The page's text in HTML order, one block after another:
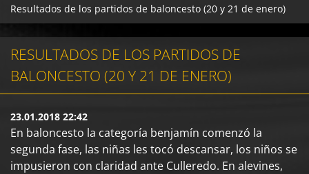
Resultados de los partidos de baloncesto (20 y 21 de enero)
RESULTADOS DE LOS PARTIDOS DE
BALONCESTO (20 Y 21 DE ENERO)
23.01.2018 22:42
En baloncesto la categoría benjamín comenzó la
segunda fase, las niñas les tocó descansar, los niños se
impusieron con claridad ante Culleredo. En alevines,